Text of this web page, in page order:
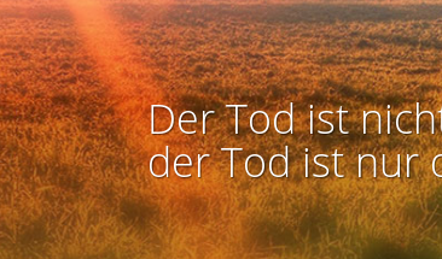
Der Tod ist
der Tod ist nur